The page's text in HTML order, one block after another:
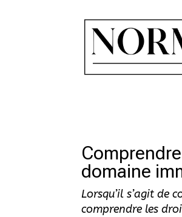
domaine
Lorsqu’il s’agit de
comprendre les